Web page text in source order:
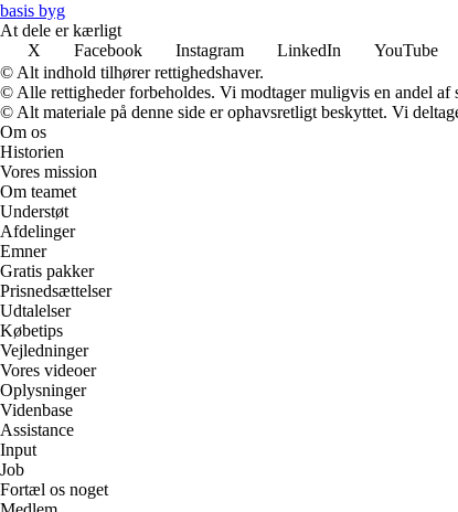
basis byg
At dele er kærligt
X
Facebook Instagram LinkedIn YouTube
© Alt indhold tilhører rettighedshaver.
© Alle rettigheder forbeholdes. Vi modtager muligvis en andel af
© Alt materiale på denne side er ophavsretligt beskyttet. Vi
Om os
Historien
Vores mission
Om teamet
Understøt
Afdelinger
Emner
Gratis pakker
Prisnedsættelser
Udtalelser
Købetips
Vejledninger
Vores videoer
Oplysninger
Videnbase
Assistance
Input
Job
Fortæl os noget